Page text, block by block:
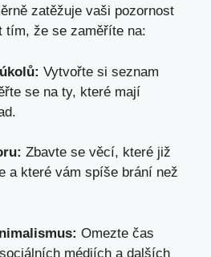
zatěžuje vaši pozornost
tím, že se zaměříte na:
Vytvořte si seznam
se na ty, které mají
Zbavte se věcí, které již
a které vám spíše brání než
Omezte čas
médiích a dalších